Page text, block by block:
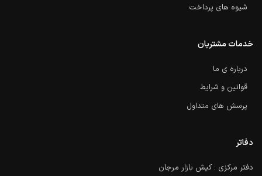
شیوه های پرداخت
خدمات مشتریان
درباره ی ما
قوانین و شرایط
پرسش های متداول
دفاتر
دفتر مرکزی : کیش بازار مرجان